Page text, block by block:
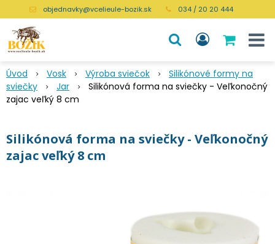
objednavky@vcelieule-bozik.sk 034 / 20 20 444
Úvod Vosk Výroba sviečok
Silikónové formy na
sviečky
Jar
Silikónová forma na sviečky - Veľkonočný
zajac veľký 8 cm
Silikónová forma na sviečky - Veľkonočný
zajac veľký 8 cm